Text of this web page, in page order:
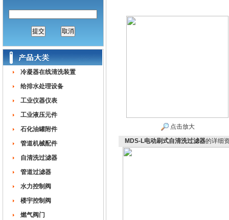
冷凝器在线清洗装置
给排水处理设备
工业仪器仪表
工业液压元件
石化油罐附件
管道机械配件
自清洗过滤器
管道过滤器
水力控制阀
楼宇控制阀
燃气阀门
点击放大
MDS-L电动刷式自清洗过滤器的详细